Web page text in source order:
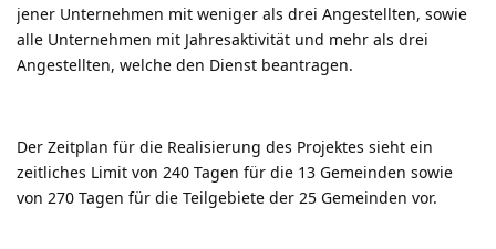
jener Unternehmen mit weniger als drei Angestellten, sowie
alle Unternehmen mit Jahresaktivität und mehr als drei
Angestellten, welche den Dienst beantragen.
Der Zeitplan für die Realisierung des Projektes sieht ein
zeitliches Limit von 240 Tagen für die 13 Gemeinden sowie
von 270 Tagen für die Teilgebiete der 25 Gemeinden vor.